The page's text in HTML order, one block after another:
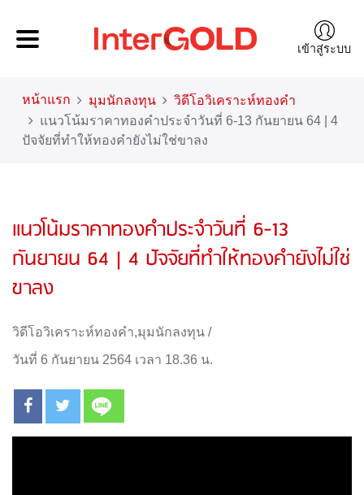
เข้าสู่ระบบ
หน้าแรก มุมนักลงทุน
วิดีโอวิเคราะห์ทองคำ
แนวโน้มราคาทองคำประจำวันที่ 6-13 กันยายน 64 | 4
ปัจจัยที่ทำให้ทองคำยังไม่ใช่ขาลง
แนวโน้มราคาทองคำประจำวันที่ 6-13
กันยายน 64 | 4 ปัจจัยที่ทำให้ทองคำยังไม่ใช่
ขาลง
วิดีโอวิเคราะห์ทองคำ,มุมนักลงทุน /
วันที่ 6 กันยายน 2564 เวลา 18.36 น.